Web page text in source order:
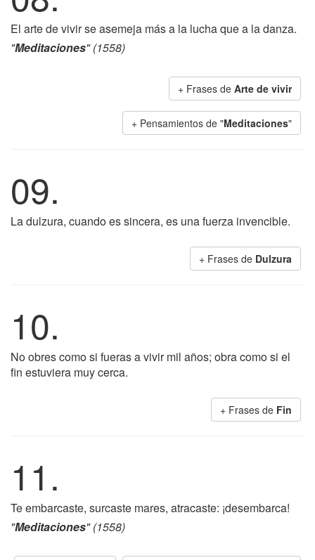
El arte de vivir se asemeja más a la lucha que a la danza.
"Meditaciones" (1558)
+ Frases de Arte de vivir
+ Pensamientos de "Meditaciones"
09.
La dulzura, cuando es sincera, es una fuerza invencible.
+ Frases de Dulzura
10.
No obres como si fueras a vivir mil años; obra como si el
fin estuviera muy cerca.
+ Frases de Fin
11.
Te embarcaste, surcaste mares, atracaste: ¡desembarca!
"Meditaciones" (1558)